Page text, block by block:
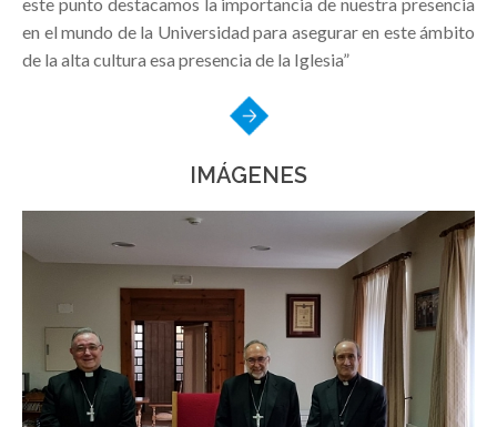
en el mundo de la Universidad para asegurar en este ámbito
de la alta cultura esa presencia de la Iglesia”
IMÁGENES